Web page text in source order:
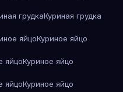
грудкаКуриная грудка
яйцоКуриное яйцо
яйцоКуриное яйцо
яйцоКуриное яйцо